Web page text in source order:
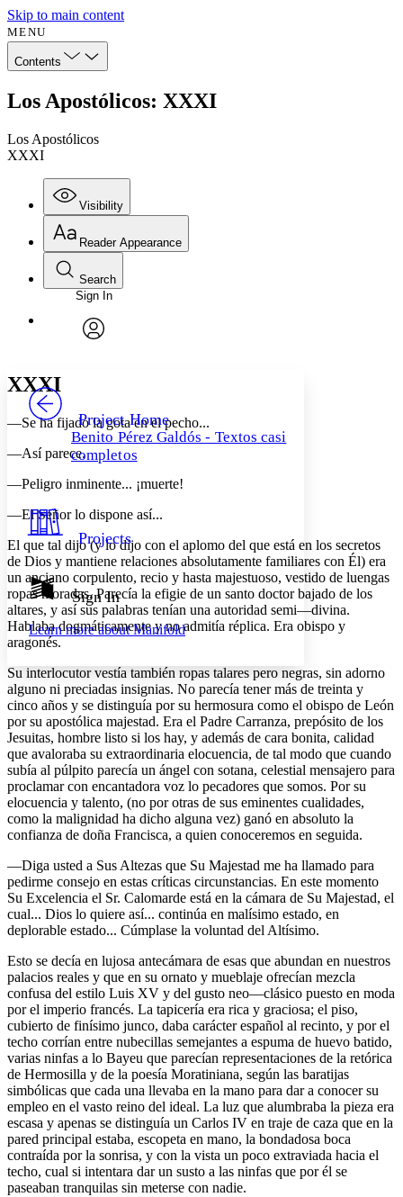
Skip to main content
MENU
Contents
Los Apostólicos: XXXI
Los Apostólicos
XXXI
Visibility
Annotations
Your highlights
Show all
Show all Hide all
Reader Appearance
Font
Font style
Decrease font size Increase font size
Light
Dark
Annotation contrast
abc Low
abc High
Margins
Increase text margins Decrease text margins
Reset to Defaults
Search
Enter search criteria
Search within:
Sign In
Project Home
Benito Pérez Galdós - Textos casi
completos
Projects
Sign In
Learn more aboutManifold
XXXI
—Se ha fijado la gota en el pecho...
—Así parece.
—Peligro inminente... ¡muerte!
—El Señor lo dispone así...
El que tal dijo (y lo dijo con el aplomo del que está en los secretos
de Dios y mantiene relaciones absolutamente familiares con Él) era
un anciano corpulento, recio y hasta majestuoso, vestido de luengas
ropas moradas. Parecía la efigie de un santo doctor bajado de los
altares, y así sus palabras tenían una autoridad semi—divina.
Hablaba dogmáticamente y no admitía réplica. Era obispo y
aragonés.
Su interlocutor vestía también ropas talares pero negras, sin adorno
alguno ni preciadas insignias. No parecía tener más de treinta y
cinco años y se distinguía por su hermosura como el obispo de León
por su apostólica majestad. Era el Padre Carranza, prepósito de los
Jesuitas, hombre listo si los hay, y además de cara bonita, calidad
que avaloraba su extraordinaria elocuencia, de tal modo que cuando
subía al púlpito parecía un ángel con sotana, celestial mensajero para
proclamar con encantadora voz lo pecadores que somos. Por su
elocuencia y talento, (no por otras de sus eminentes cualidades,
como la malignidad ha dicho alguna vez) ganó en absoluto la
confianza de doña Francisca, a quien conoceremos en seguida.
—Diga usted a Sus Altezas que Su Majestad me ha llamado para
pedirme consejo en estas críticas circunstancias. En este momento
Su Excelencia el Sr. Calomarde está en la cámara de Su Majestad, el
cual... Dios lo quiere así... continúa en malísimo estado, en
deplorable estado... Cúmplase la voluntad del Altísimo.
Esto se decía en lujosa antecámara de esas que abundan en nuestros
palacios reales y que en su ornato y mueblaje ofrecían mezcla
confusa del estilo Luis XV y del gusto neo—clásico puesto en moda
por el imperio francés. La tapicería era rica y graciosa; el piso,
cubierto de finísimo junco, daba carácter español al recinto, y por el
techo corrían entre nubecillas semejantes a espuma de huevo batido,
varias ninfas a lo Bayeu que parecían representaciones de la retórica
de Hermosilla y de la poesía Moratiniana, según las baratijas
simbólicas que cada una llevaba en la mano para dar a conocer su
empleo en el vasto reino del ideal. La luz que alumbraba la pieza era
escasa y apenas se distinguía un Carlos IV en traje de caza que en la
pared principal estaba, escopeta en mano, la bondadosa boca
contraída por la sonrisa, y con la vista un poco extraviada hacia el
techo, cual si intentara dar un susto a las ninfas que por él se
paseaban tranquilas sin meterse con nadie.